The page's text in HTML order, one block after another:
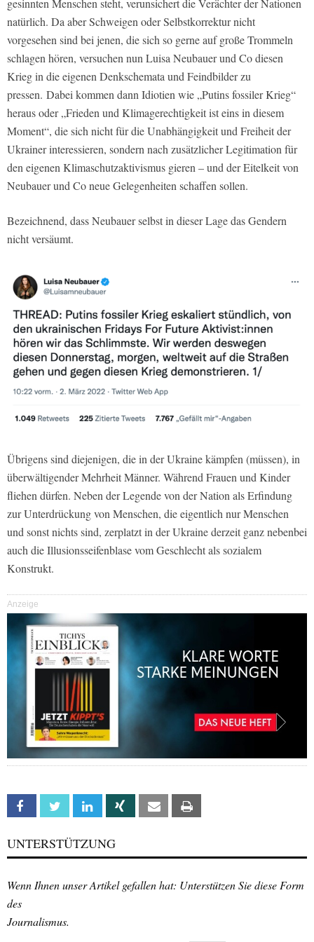
gesinnten Menschen steht, verunsichert die Verächter der Nationen
natürlich. Da aber Schweigen oder Selbstkorrektur nicht
vorgesehen sind bei jenen, die sich so gerne auf große Trommeln
schlagen hören, versuchen nun Luisa Neubauer und Co diesen
Krieg in die eigenen Denkschemata und Feindbilder zu
pressen. Dabei kommen dann Idiotien wie „Putins fossiler Krieg“
heraus oder „Frieden und Klimagerechtigkeit ist eins in diesem
Moment“, die sich nicht für die Unabhängigkeit und Freiheit der
Ukrainer interessieren, sondern nach zusätzlicher Legitimation für
den eigenen Klimaschutzaktivismus gieren – und der Eitelkeit von
Neubauer und Co neue Gelegenheiten schaffen sollen.
Bezeichnend, dass Neubauer selbst in dieser Lage das Gendern
nicht versäumt.
Übrigens sind diejenigen, die in der Ukraine kämpfen (müssen), in
überwältigender Mehrheit Männer. Während Frauen und Kinder
fliehen dürfen. Neben der Legende von der Nation als Erfindung
zur Unterdrückung von Menschen, die eigentlich nur Menschen
und sonst nichts sind, zerplatzt in der Ukraine derzeit ganz nebenbei
auch die Illusionsseifenblase vom Geschlecht als sozialem
Konstrukt.
Anzeige
Facebook Twitter Linkedin Xing Email
UNTERSTÜTZUNG
Wenn Ihnen unser Artikel gefallen hat: Unterstützen Sie diese Form
des
Journalismus.